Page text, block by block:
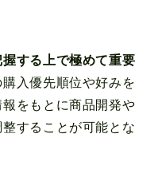
する上で極めて重要
購入優先順位や好みを
をもとに商品開発や
することが可能とな